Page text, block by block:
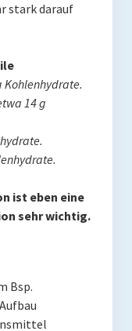
stark darauf
Kohlenhydrate.
14 g
ist eben eine
sehr wichtig.
Bsp.